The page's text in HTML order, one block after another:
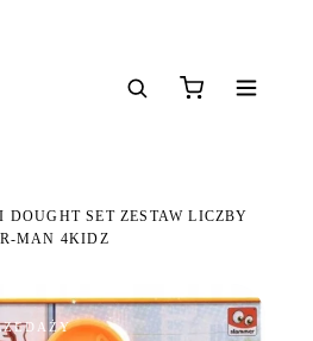
SET ZESTAW LICZBY
MAN 4KIDZ